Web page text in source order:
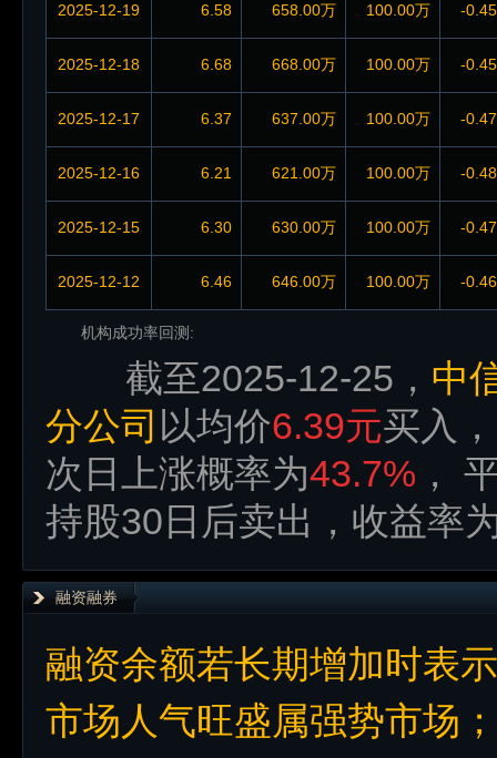
2025-12-19 6.58 658.00万 100.00万 -
2025-12-18 6.68 668.00万 100.00万 -
2025-12-17 6.37 637.00万 100.00万 -
2025-12-16 6.21 621.00万 100.00万 -
2025-12-15 6.30 630.00万 100.00万 -
2025-12-12 6.46 646.00万 100.00万 -
机构成功率回测:
截至2025-12-25， 中
分公司 以均价6.39元买入
次日上涨概率为43.7% ，
持股30日后卖出，收益率
融资融券
融资余额若长期增加时表
市场人气旺盛属强势市场